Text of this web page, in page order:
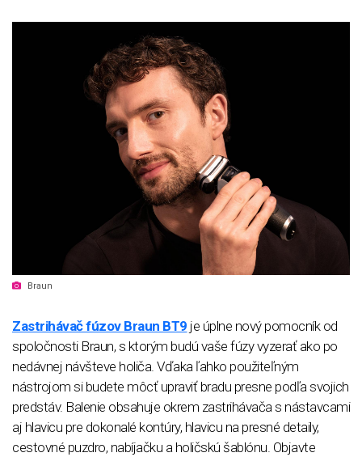
Braun
Zastrihávač fúzov Braun BT9 je úplne nový pomocník od
spoločnosti Braun, s ktorým budú vaše fúzy vyzerať ako po
nedávnej návšteve holiča. Vďaka ľahko použiteľným
nástrojom si budete môcť upraviť bradu presne podľa svojich
predstáv. Balenie obsahuje okrem zastrihávača s nástavcami
aj hlavicu pre dokonalé kontúry, hlavicu na presné detaily,
cestovné puzdro, nabíjačku a holičskú šablónu. Objavte